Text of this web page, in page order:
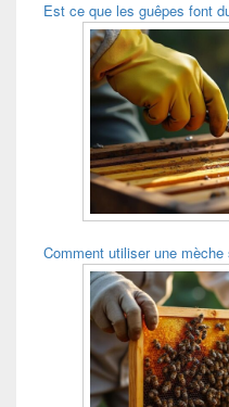
Est ce que les guêpes font
Comment utiliser une